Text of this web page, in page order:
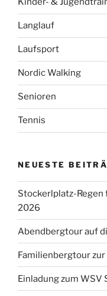
Langlauf
Laufsport
Nordic Walking
Senioren
Tennis
NEUESTE
Stockerlplatz-
2026
Abendbergtour auf
Familienbergtour
Einladung zum